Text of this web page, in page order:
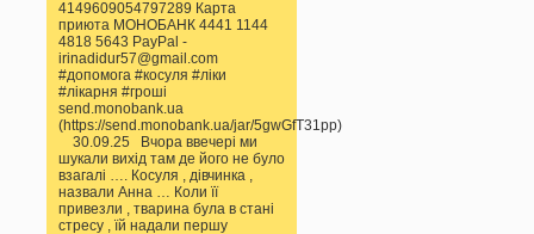
4149609054797289 Карта
приюта МОНОБАНК 4441 1144
4818 5643 PayPal -
irinadidur57@gmail.com
#допомога #косуля #ліки
#лікарня #гроші
send.monobank.ua
(https://send.monobank.ua/jar/5gwGfT31pp)
30.09.25 Вчора ввечері ми
шукали вихід там де його не було
взагалі …. Косуля , дівчинка ,
назвали Анна … Коли її
привезли , тварина була в стані
стресу , їй надали першу